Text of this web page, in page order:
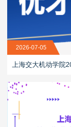
2026-07-05